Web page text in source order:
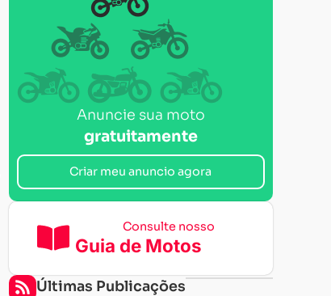
Anuncie sua moto
gratuitamente
Criar meu anuncio agora
Consulte nosso
Guia de Motos
Últimas Publicações